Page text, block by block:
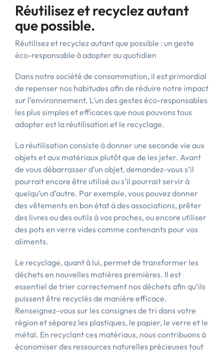
Réutilisez et recyclez autant
que possible.
Réutilisez et recyclez autant que possible : un geste
éco-responsable à adopter au quotidien
Dans notre société de consommation, il est primordial
de repenser nos habitudes afin de réduire notre impact
sur l’environnement. L’un des gestes éco-responsables
les plus simples et efficaces que nous pouvons tous
adopter est la réutilisation et le recyclage.
La réutilisation consiste à donner une seconde vie aux
objets et aux matériaux plutôt que de les jeter. Avant
de vous débarrasser d’un objet, demandez-vous s’il
pourrait encore être utilisé ou s’il pourrait servir à
quelqu’un d’autre. Par exemple, vous pouvez donner
des vêtements en bon état à des associations, prêter
des livres ou des outils à vos proches, ou encore utiliser
des pots en verre vides comme contenants pour vos
aliments.
Le recyclage, quant à lui, permet de transformer les
déchets en nouvelles matières premières. Il est
essentiel de trier correctement nos déchets afin qu’ils
puissent être recyclés de manière efficace.
Renseignez-vous sur les consignes de tri dans votre
région et séparez les plastiques, le papier, le verre et le
métal. En recyclant ces matériaux, nous contribuons à
économiser des ressources naturelles précieuses tout